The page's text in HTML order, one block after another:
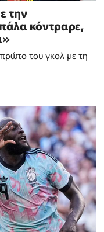
την
κόντραρε,
του γκολ με τη